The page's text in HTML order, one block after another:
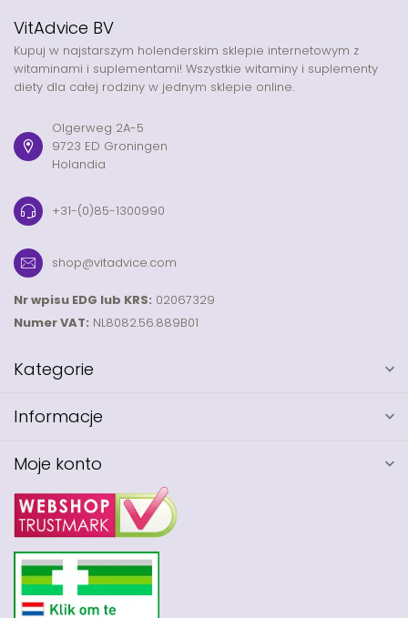
VitAdvice BV
Kupuj w najstarszym holenderskim sklepie internetowym z
witaminami i suplementami! Wszystkie witaminy i suplementy
diety dla całej rodziny w jednym sklepie online.
Olgerweg 2A-5
9723 ED Groningen
Holandia
+31-(0)85-1300990
shop@vitadvice.com
Nr wpisu EDG lub KRS: 02067329
Numer VAT: NL8082.56.889B01
Kategorie
Informacje
Moje konto